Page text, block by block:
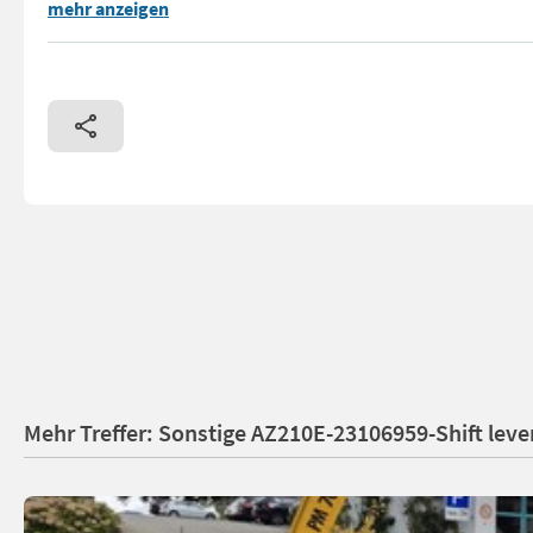
== Více podrobnosti (CZ) == Typ: Stožár Díl vhodný pro:
mehr anzeigen
Mehr Treffer: Sonstige AZ210E-23106959-Shift